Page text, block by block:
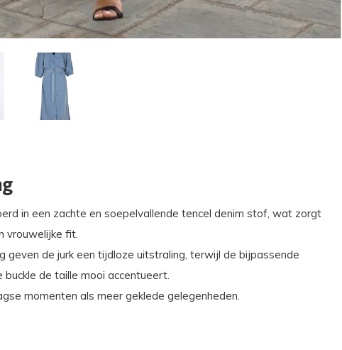
in een zachte en soepelvallende tencel denim stof, wat zorgt
vrouwelijke fit.
geven de jurk een tijdloze uitstraling, terwijl de bijpassende
buckle de taille mooi accentueert.
momenten als meer geklede gelegenheden.